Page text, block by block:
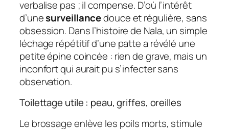
verbalise pas ; il compense. D’où l’intérêt
d’unesurveillancedouce et régulière, sans
obsession. Dans l’histoire de Nala, un simple
léchage répétitif d’une patte a révélé une
petite épine coincée : rien de grave, mais un
inconfort qui aurait pu s’infecter sans
observation.
Toilettage utile : peau, griffes, oreilles
Le brossage enlève les poils morts, stimule